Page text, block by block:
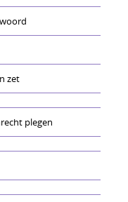
zet
plegen